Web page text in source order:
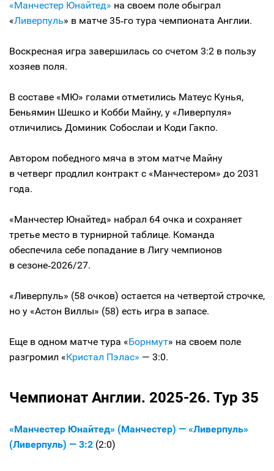
«Манчестер Юнайтед» на своем поле обыграл
«Ливерпуль» в матче 35‑го тура чемпионата Англии.
Воскресная игра завершилась со счетом 3:2 в пользу
хозяев поля.
В составе «МЮ» голами отметились Матеус Кунья,
Беньямин Шешко и Кобби Майну, у «Ливерпуля»
отличились Доминик Собослаи и Коди Гакпо.
Автором победного мяча в этом матче Майну
в четверг продлил контракт с «Манчестером» до 2031
года.
«Манчестер Юнайтед» набрал 64 очка и сохраняет
третье место в турнирной таблице. Команда
обеспечила себе попадание в Лигу чемпионов
в сезоне‑2026/27.
«Ливерпуль» (58 очков) остается на четвертой строчке,
но у «Астон Виллы» (58) есть игра в запасе.
Еще в одном матче тура «Борнмут» на своем поле
разгромил «Кристал Пэлас» — 3:0.
Чемпионат Англии. 2025-26. Тур 35
«Манчестер Юнайтед» (Манчестер) — «Ливерпуль»
(Ливерпуль) — 3:2 (2:0)